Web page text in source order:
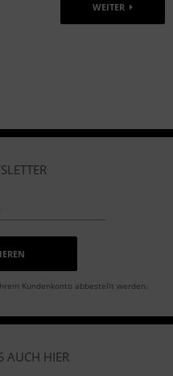
WEITER
Kundenkonto abbestellt werden.
AUCH HIER